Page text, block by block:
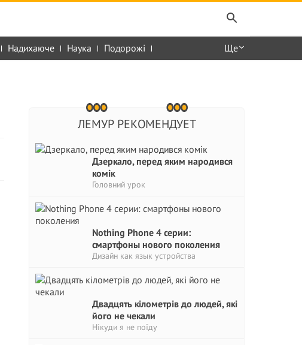
Надихаюче Наука Подорожі Ще
ЛЕМУР РЕКОМЕНДУЕТ
Дзеркало, перед яким народився
комік
Головний урок
Nothing Phone 4 серии:
смартфоны нового поколения
Дизайн как язык устройства
Двадцять кілометрів до людей, які
його не чекали
Нікуди я не поїду